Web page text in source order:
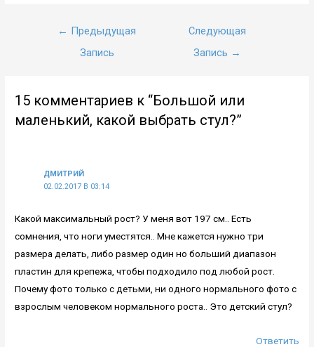
Навигация
← Предыдущая
Запись
Следующая
Запись →
15 комментариев к “Большой или
маленький, какой выбрать стул?”
ДМИТРИЙ
02.02.2017 В 03:14
Какой максимальный рост? У меня вот 197 см.. Есть
сомнения, что ноги уместятся.. Мне кажется нужно три
размера делать, либо размер один но больший диапазон
пластин для крепежа, чтобы подходило под любой рост.
Почему фото только с детьми, ни одного нормального фото с
взрослым человеком нормального роста.. Это детский стул?
Ответить